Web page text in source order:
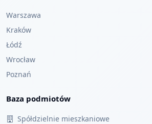
Warszawa
Kraków
Łódź
Wrocław
Poznań
Baza podmiotów
Spółdzielnie mieszkaniowe